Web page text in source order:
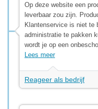
Op deze website een
leverbaar zou zijn.
Klantenservice is niet te
administratie te pakken
wordt je op een
Lees meer
Reageer als bedrijf